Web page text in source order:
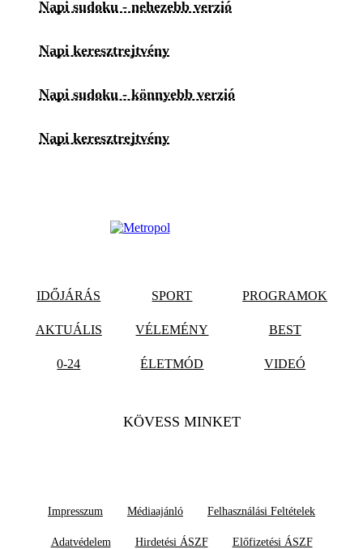
Napi sudoku - nehezebb verzió
Napi keresztrejtvény
Napi sudoku - könnyebb verzió
Napi keresztrejtvény
IDŐJÁRÁS SPORT PROGRAMOK
AKTUÁLIS VÉLEMÉNY BEST
0-24 ÉLETMÓD VIDEÓ
KÖVESS MINKET
Impresszum Médiaajánló Felhasználási Feltételek
Adatvédelem Hirdetési ÁSZF Előfizetési ÁSZF